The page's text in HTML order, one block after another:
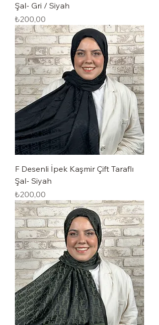
Şal- Gri / Siyah
Fiyat
₺200,00
F Desenli İpek Kaşmir Çift Taraflı
Şal- Siyah
Fiyat
₺200,00
Your 14 days trial has
expired.